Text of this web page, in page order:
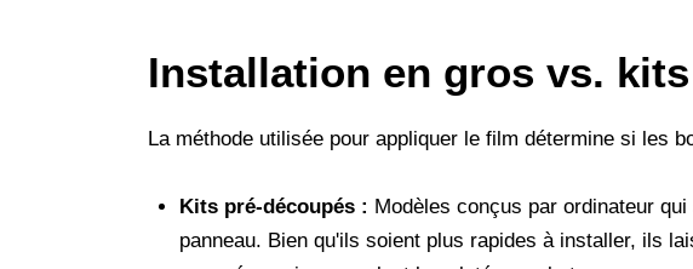
Installation en gros vs.
La méthode utilisée pour appliquer le film détermine si les
Kits pré-découpés : Modèles conçus par ordinateur
panneau. Bien qu'ils soient plus rapides à installer, ils